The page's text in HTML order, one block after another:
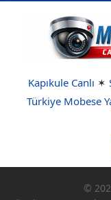
Kapıkule Canlı ✶
Türkiye Mobese
©